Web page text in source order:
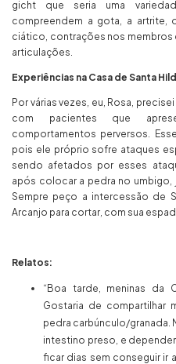
gicht que seria uma
compreendem a gota, a artrite,
ciático, contrações nos membros
articulações.
Experiências na Casa de Santa
Por várias vezes, eu, Rosa,
com pacientes que
comportamentos perversos.
pois ele próprio sofre ataques
sendo afetados por esses
após colocar a pedra no
Sempre peço a intercessão de
Arcanjo para cortar, com sua
Relatos:
“Boa tarde, meninas da
Gostaria de compartilhar
pedra carbúnculo/granada.
intestino preso, e
ficar dias sem conseguir ir